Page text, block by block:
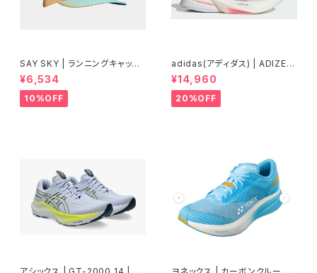
SAY SKY | ランニングキャップ
Drip Dye Combat Cap 101 |
Blue Aop | ユニセックス
¥6,534
10%OFF
adidas(アディダス) | ADIZER
OBOSTON13 | Core White
/ Silver Metallic / Bliss Pin
k | Women
¥14,960
20%OFF